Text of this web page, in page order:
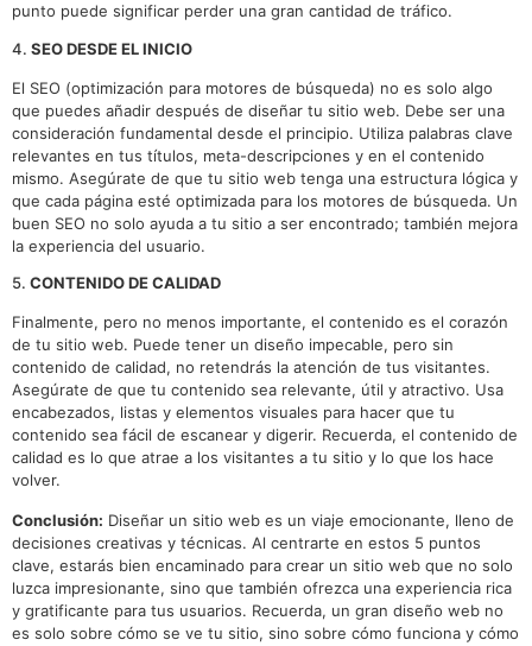
punto puede significar perder una gran cantidad de tráfico.
4. SEO DESDE EL INICIO
El SEO (optimización para motores de búsqueda) no es solo algo
que puedes añadir después de diseñar tu sitio web. Debe ser una
consideración fundamental desde el principio. Utiliza palabras clave
relevantes en tus títulos, meta-descripciones y en el contenido
mismo. Asegúrate de que tu sitio web tenga una estructura lógica y
que cada página esté optimizada para los motores de búsqueda. Un
buen SEO no solo ayuda a tu sitio a ser encontrado; también mejora
la experiencia del usuario.
5. CONTENIDO DE CALIDAD
Finalmente, pero no menos importante, el contenido es el corazón
de tu sitio web. Puede tener un diseño impecable, pero sin
contenido de calidad, no retendrás la atención de tus visitantes.
Asegúrate de que tu contenido sea relevante, útil y atractivo. Usa
encabezados, listas y elementos visuales para hacer que tu
contenido sea fácil de escanear y digerir. Recuerda, el contenido de
calidad es lo que atrae a los visitantes a tu sitio y lo que los hace
volver.
Conclusión: Diseñar un sitio web es un viaje emocionante, lleno de
decisiones creativas y técnicas. Al centrarte en estos 5 puntos
clave, estarás bien encaminado para crear un sitio web que no solo
luzca impresionante, sino que también ofrezca una experiencia rica
y gratificante para tus usuarios. Recuerda, un gran diseño web no
es solo sobre cómo se ve tu sitio, sino sobre cómo funciona y cómo